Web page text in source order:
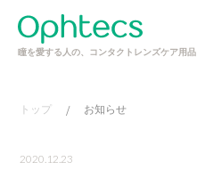
瞳を愛する人の、コンタクトレンズケア用品
トップ / お知らせ
2020.12.23